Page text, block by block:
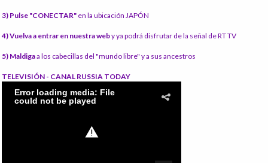
3) Pulse "CONECTAR" en la ubicación JAPÓN
4) Vuelva a entrar en nuestra weby ya podrá disfrutar de la señal de RT TV
5) Maldigaa los cabecillas del "mundo libre" y a sus ancestros
TELEVISIÓN - CANAL RUSSIA TODAY